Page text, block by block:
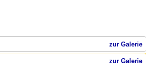
zur Galerie
zur Galerie